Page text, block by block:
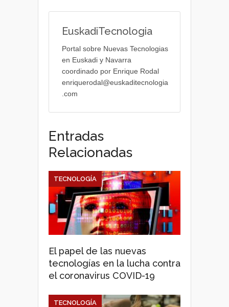
EuskadiTecnologia
Portal sobre Nuevas Tecnologias
en Euskadi y Navarra
coordinado por Enrique Rodal
enriquerodal@euskaditecnologia
.com
Entradas
Relacionadas
El papel de las nuevas
tecnologías en la lucha contra
el coronavirus COVID-19
TECNOLOGÍA
TECNOLOGÍA